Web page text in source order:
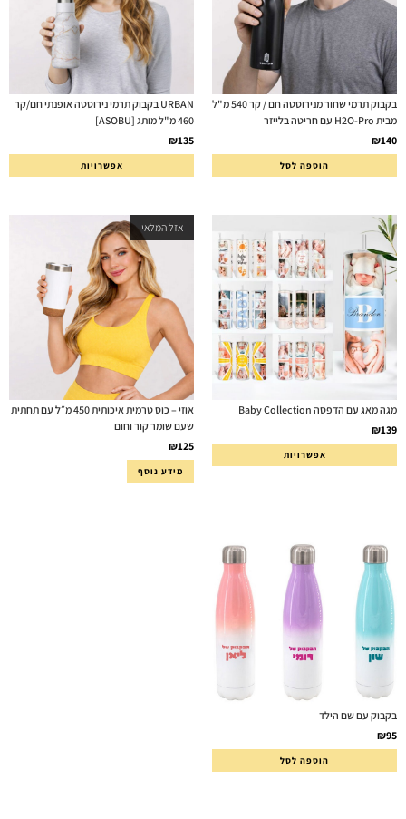
בקבוק תרמי שחור מנירוסטה חם / קר 540 מ"ל
מבית H2O-Pro עם חריטה בלייזר
₪140
הוספה לסל
URBAN בקבוק תרמי נירוסטה אופנתי חם/קר
460 מ"ל מותג [ASOBU]
₪135
אפשרויות
מגה מאג עם הדפסה Baby Collection
₪139
אפשרויות
אזל המלאי
אוזי – כוס טרמית איכותית 450 מ״ל עם תחתית
שעם שומר קור וחום
₪125
מידע נוסף
בקבוק עם שם הילד
₪95
הוספה לסל